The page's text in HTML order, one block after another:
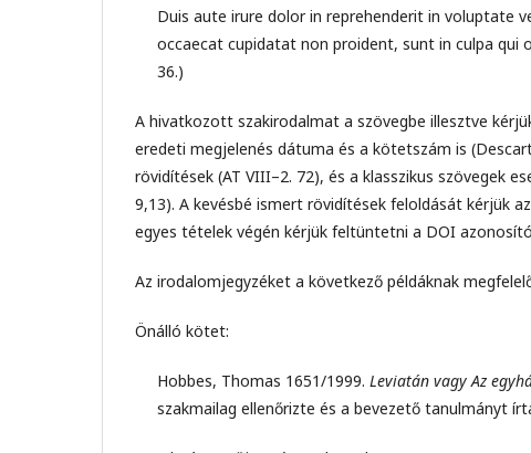
Duis aute irure dolor in reprehenderit in voluptate
occaecat cupidatat non proident, sunt in culpa qui
36.)
A hivatkozott szakirodalmat a szövegbe illesztve
eredeti megjelenés dátuma és a kötetszám is
rövidítések (AT VIII–2. 72), és a klasszikus szövegek
9,13). A kevésbé ismert rövidítések feloldását kérjük
egyes tételek végén kérjük feltüntetni a DOI
Az irodalomjegyzéket a következő példáknak
Önálló kötet:
Hobbes, Thomas 1651/1999. Leviatán vagy Az
szakmailag ellenőrizte és a bevezető tanulmányt